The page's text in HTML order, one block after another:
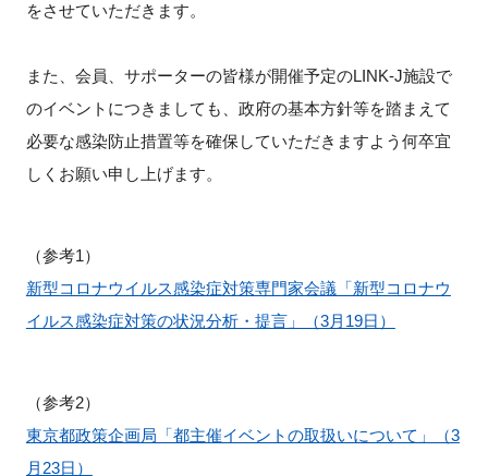
イベントお知らせメール登録
をさせていただきます。
また、会員、サポーターの皆様が開催予定のLINK-J施設で
のイベントにつきましても、政府の基本方針等を踏まえて
必要な感染防止措置等を確保していただきますよう何卒宜
しくお願い申し上げます。
（参考1）
新型コロナウイルス感染症対策専門家会議「新型コロナウ
イルス感染症対策の状況分析・提言」（3月19日）
（参考2）
東京都政策企画局「都主催イベントの取扱いについて」（3
月23日）